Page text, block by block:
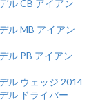
ル CB アイアン
ル MB アイアン
ル PB アイアン
ル ウェッジ 2014
ル ドライバー